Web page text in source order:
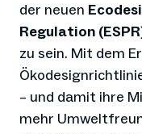
der neuen
Regulation
zu sein. Mit dem
– und damit ihre
mehr